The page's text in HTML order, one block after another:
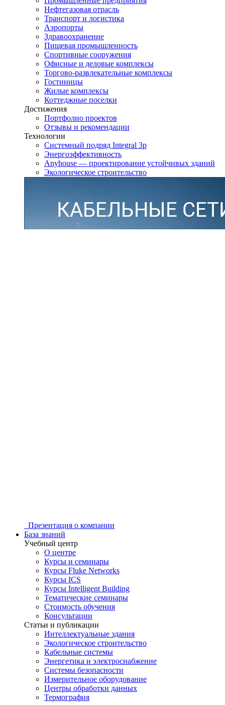
Нефтегазовая отрасль
Транспорт и логистика
Аэропорты
Здравоохранение
Пищевая промышленность
Спортивные сооружения
Офисные и деловые комплексы
Торгово-развлекательные комплексы
Гостиницы
Жилые комплексы
Коттеджные поселки
Достижения
Портфолио проектов
Отзывы и рекомендации
Технологии
Системный подряд Integral 3p
Энергоэффективность
Anyhouse — проектирование устойчивых зданий
Экологическое строительство
Презентация о компании
База знаний
Учебный центр
О центре
Курсы и семинары
Курсы Fluke Networks
Курсы ICS
Курсы Intelligent Building
Тематические семинары
Стоимость обучения
Консультации
Статьи и публикации
Интеллектуальные здания
Экологическое строительство
Кабельные системы
Энергетика и электроснабжение
Системы безопасности
Измерительное оборудование
Центры обработки данных
Термография